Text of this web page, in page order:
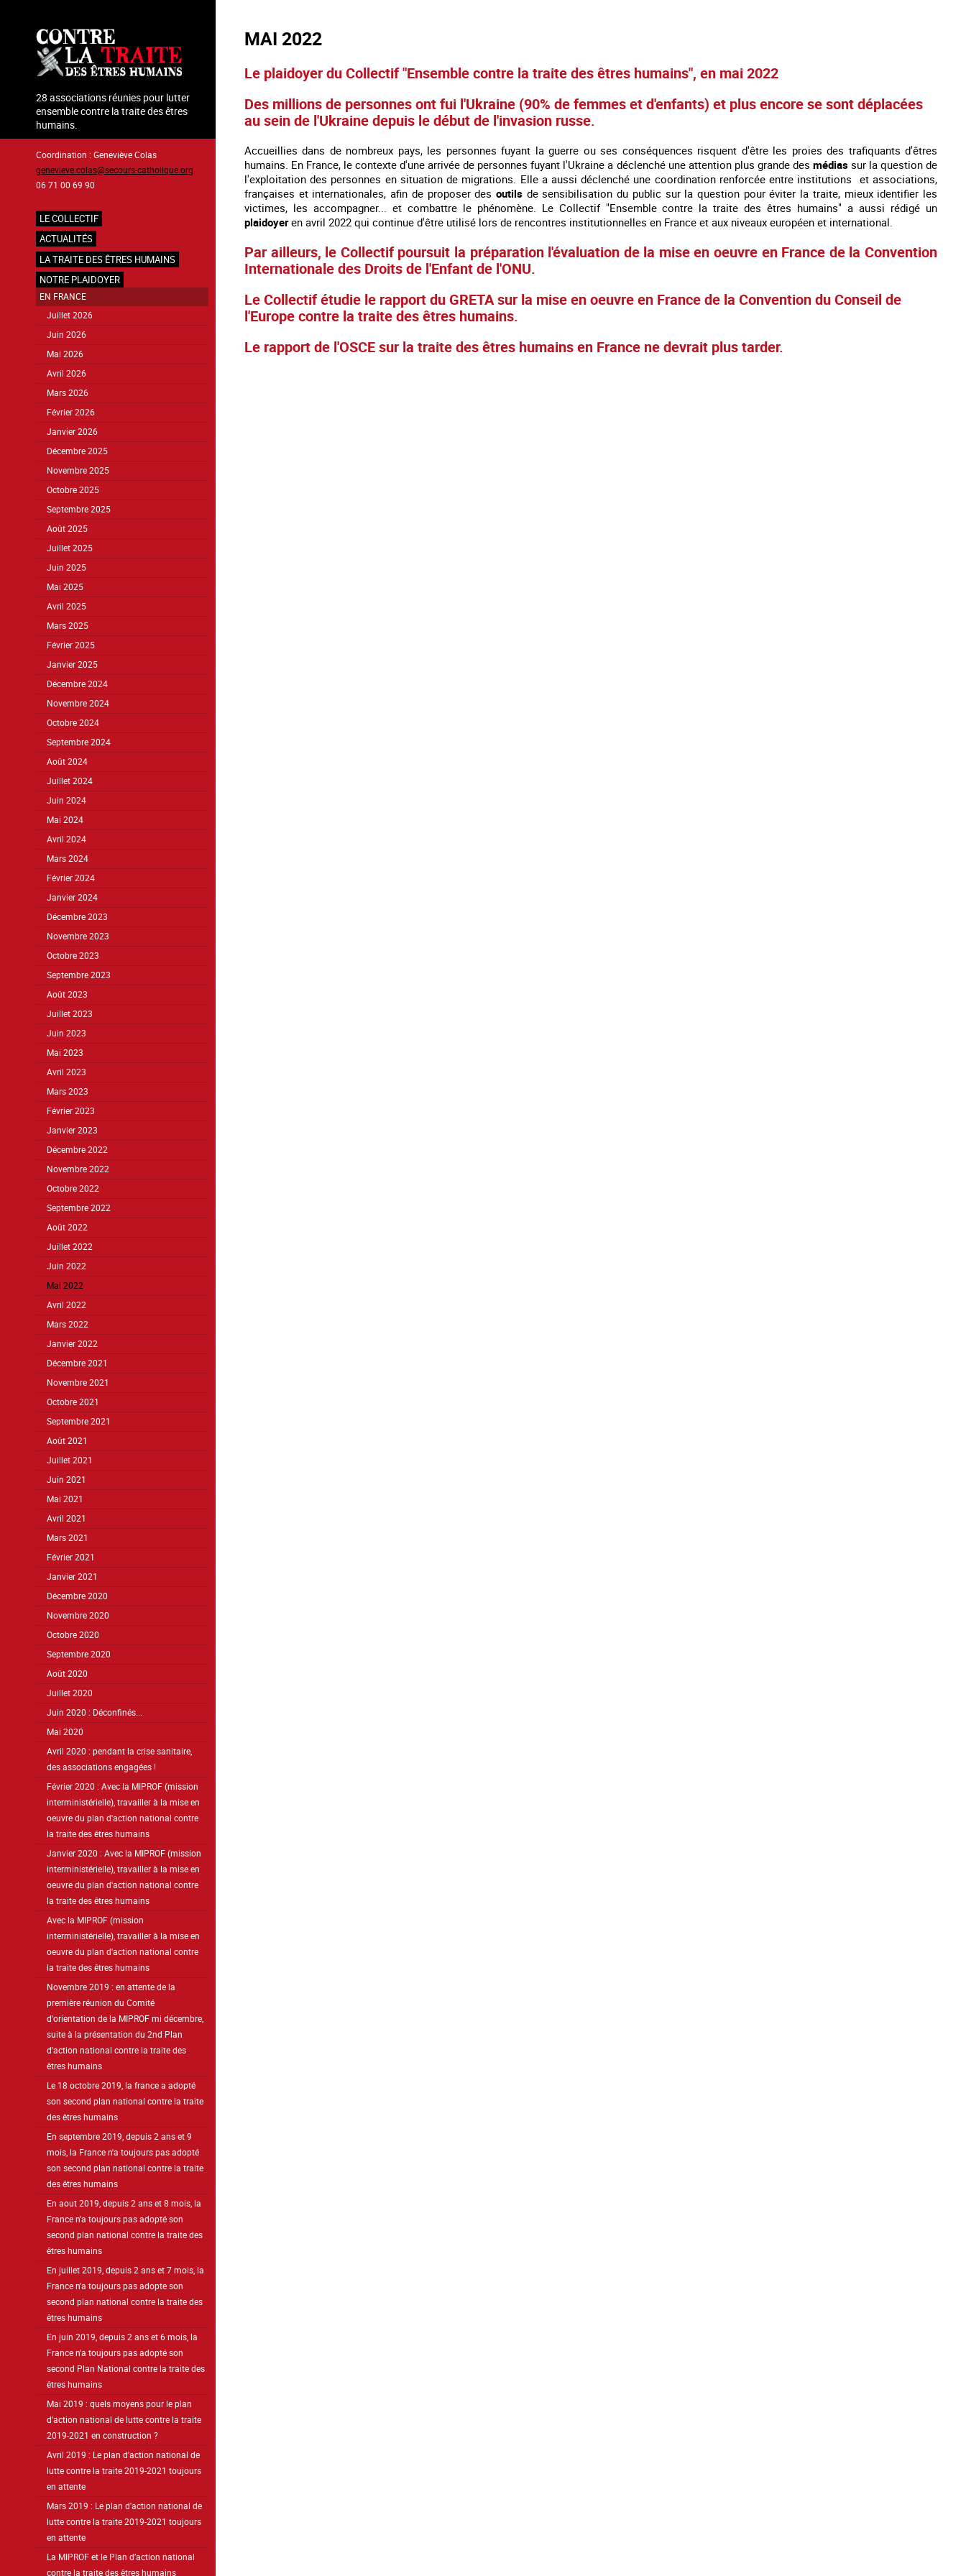
contenu
principal
28 associations réunies pour lutter
ensemble contre la traite des êtres
humains.
Coordination : Geneviève Colas
genevieve.colas@secours-catholique.org
06 71 00 69 90
Navigation
principale
LE COLLECTIF
ACTUALITÉS
LA TRAITE DES ÊTRES HUMAINS
NOTRE PLAIDOYER
EN FRANCE
Juillet 2026
Juin 2026
Mai 2026
Avril 2026
Mars 2026
Février 2026
Janvier 2026
Décembre 2025
Novembre 2025
Octobre 2025
Septembre 2025
Août 2025
Juillet 2025
Juin 2025
Mai 2025
Avril 2025
Mars 2025
Février 2025
Janvier 2025
Décembre 2024
Novembre 2024
Octobre 2024
Septembre 2024
Août 2024
Juillet 2024
Juin 2024
Mai 2024
Avril 2024
Mars 2024
Février 2024
Janvier 2024
Décembre 2023
Novembre 2023
Octobre 2023
Septembre 2023
Août 2023
Juillet 2023
Juin 2023
Mai 2023
Avril 2023
Mars 2023
Février 2023
Janvier 2023
Décembre 2022
Novembre 2022
Octobre 2022
Septembre 2022
Août 2022
Juillet 2022
Juin 2022
Mai 2022
Avril 2022
Mars 2022
Janvier 2022
Décembre 2021
Novembre 2021
Octobre 2021
Septembre 2021
Août 2021
Juillet 2021
Juin 2021
Mai 2021
Avril 2021
Mars 2021
Février 2021
Janvier 2021
Décembre 2020
Novembre 2020
Octobre 2020
Septembre 2020
Août 2020
Juillet 2020
Juin 2020 : Déconfinés...
Mai 2020
Avril 2020 : pendant la crise sanitaire,
des associations engagées !
Février 2020 : Avec la MIPROF (mission
interministérielle), travailler à la mise en
oeuvre du plan d'action national contre
la traite des êtres humains
Janvier 2020 : Avec la MIPROF (mission
interministérielle), travailler à la mise en
oeuvre du plan d'action national contre
la traite des êtres humains
Avec la MIPROF (mission
interministérielle), travailler à la mise en
oeuvre du plan d'action national contre
la traite des êtres humains
Novembre 2019 : en attente de la
première réunion du Comité
d'orientation de la MIPROF mi décembre,
suite à la présentation du 2nd Plan
d'action national contre la traite des
êtres humains
Le 18 octobre 2019, la france a adopté
son second plan national contre la traite
des êtres humains
En septembre 2019, depuis 2 ans et 9
mois, la France n'a toujours pas adopté
son second plan national contre la traite
des êtres humains
En aout 2019, depuis 2 ans et 8 mois, la
France n'a toujours pas adopté son
second plan national contre la traite des
êtres humains
En juillet 2019, depuis 2 ans et 7 mois, la
France n'a toujours pas adopte son
second plan national contre la traite des
êtres humains
En juin 2019, depuis 2 ans et 6 mois, la
France n'a toujours pas adopté son
second Plan National contre la traite des
êtres humains
Mai 2019 : quels moyens pour le plan
d'action national de lutte contre la traite
2019-2021 en construction ?
Avril 2019 : Le plan d'action national de
lutte contre la traite 2019-2021 toujours
en attente
Mars 2019 : Le plan d'action national de
lutte contre la traite 2019-2021 toujours
en attente
La MIPROF et le Plan d’action national
contre la traite des êtres humains
MAI 2022
Le plaidoyer du Collectif "Ensemble contre la traite des êtres humains", en mai 2022
Des millions de personnesont fui l'Ukraine (90% de femmes et d'enfants) et plus encore se sont déplacées
au sein de l'Ukraine depuis le début de l'invasion russe.
Accueillies dans de nombreux pays, les personnes fuyant la guerre ou ses conséquences risquent d'être les proies des trafiquants d'êtres
humains. En France, le contexte d'une arrivée de personnes fuyant l'Ukraine a déclenché une attention plus grande des médias sur la question de
l'exploitation des personnes en situation de migrations. Elle a aussi déclenché une coordination renforcée entre institutions et associations,
françaises et internationales, afin de proposer des outils de sensibilisation du public sur la question pour éviter la traite, mieux identifier les
victimes, les accompagner... et combattre le phénomène. Le Collectif "Ensemble contre la traite des êtres humains" a aussi rédigé un
plaidoyeren avril 2022 qui continue d'être utilisé lors de rencontres institutionnelles en France et aux niveaux européen et international.
Par ailleurs, le Collectif poursuit la préparation l'évaluation de la mise en oeuvre en France de la Convention
Internationale des Droits de l'Enfant de l'ONU.
Le Collectif étudie le rapport du GRETA sur la mise en oeuvre en France de la Convention du Conseil de
l'Europe contre la traite des êtres humains.
Le rapport de l'OSCE sur la traite des êtres humains en France ne devrait plus tarder.